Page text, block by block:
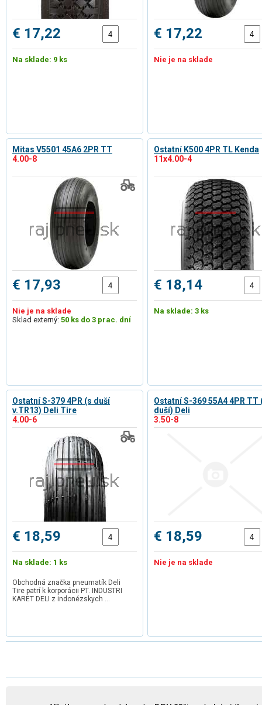
€ 17,22
Na sklade: 9 ks
€ 17,22
Nie je na sklade
Mitas V5501 45A6 2PR TT
4.00-8
€ 17,93
Nie je na sklade
Sklad externý: 50 ks do 3 prac. dní
Ostatní K500 4PR TL Kenda
11x4.00-4
€ 18,14
Na sklade: 3 ks
Ostatní S-379 4PR (s duší
v.TR13) Deli Tire
4.00-6
€ 18,59
Na sklade: 1 ks
Obchodná značka pneumatík Deli
Tire patrí k korporácii PT. INDUSTRI
KARET DELI z indonézskych …
Ostatní S-369 55A4 4PR TT
duší) Deli
3.50-8
€ 18,59
Nie je na sklade